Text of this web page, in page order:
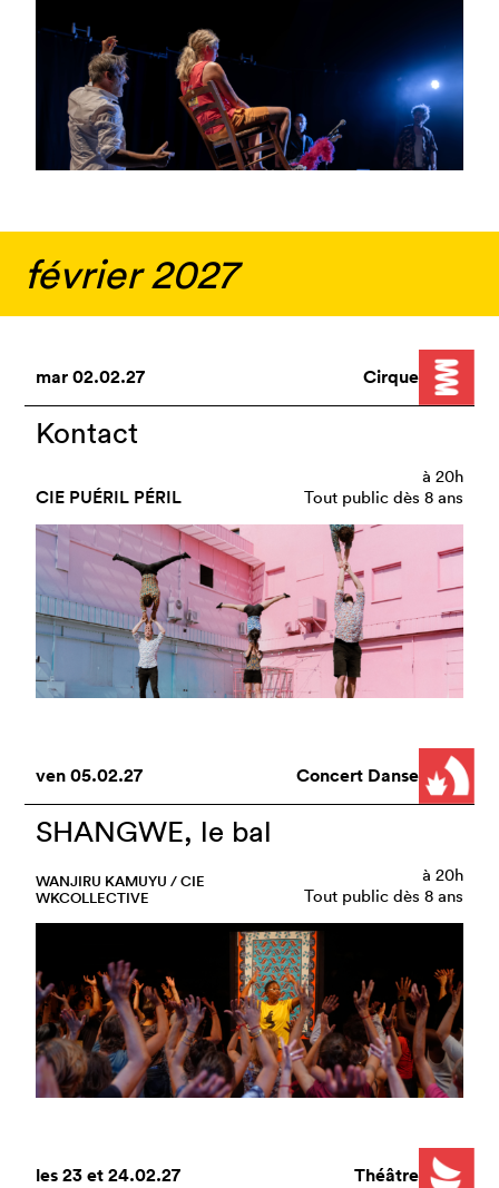
février 2027
mar02.02.27 Cirque
Kontact
CIE PUÉRIL PÉRIL
à 20h
Tout public dès 8 ans
ven05.02.27 Concert Danse
SHANGWE, le bal
WANJIRU KAMUYU / CIE
WKCOLLECTIVE
à 20h
Tout public dès 8 ans
les23et24.02.27 Théâtre